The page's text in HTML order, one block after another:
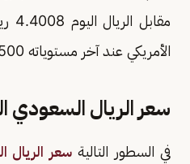
الأمريكي عند آخر مستوياته 3.7500 ريال.
سعر الريال السعودي
في السطور التاليةسعر الريال